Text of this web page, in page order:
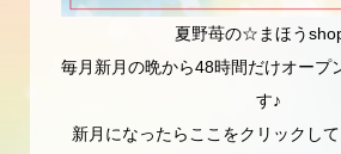
夏野苺の☆まほう
毎月新月の晩から48時間だけオープ
す♪
新月になったらここをクリックし